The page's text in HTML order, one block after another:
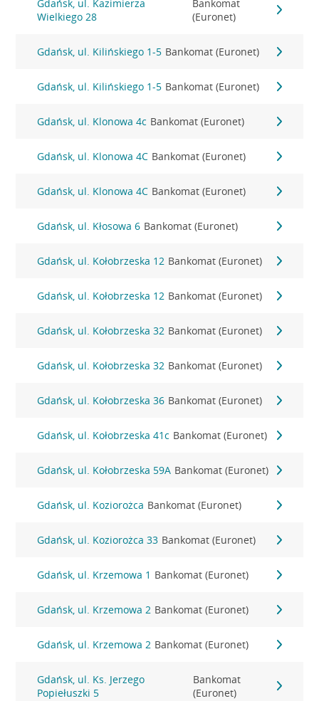
Gdańsk, ul. Kazimierza
Wielkiego 28
Bankomat
(Euronet)
Gdańsk, ul. Kilińskiego 1-5 Bankomat (Euronet)
Gdańsk, ul. Kilińskiego 1-5 Bankomat (Euronet)
Gdańsk, ul. Klonowa 4c Bankomat (Euronet)
Gdańsk, ul. Klonowa 4C Bankomat (Euronet)
Gdańsk, ul. Klonowa 4C Bankomat (Euronet)
Gdańsk, ul. Kłosowa 6 Bankomat (Euronet)
Gdańsk, ul. Kołobrzeska 12 Bankomat (Euronet)
Gdańsk, ul. Kołobrzeska 12 Bankomat (Euronet)
Gdańsk, ul. Kołobrzeska 32 Bankomat (Euronet)
Gdańsk, ul. Kołobrzeska 32 Bankomat (Euronet)
Gdańsk, ul. Kołobrzeska 36 Bankomat (Euronet)
Gdańsk, ul. Kołobrzeska 41c Bankomat (Euronet)
Gdańsk, ul. Kołobrzeska 59A Bankomat (Euronet)
Gdańsk, ul. Koziorożca Bankomat (Euronet)
Gdańsk, ul. Koziorożca 33 Bankomat (Euronet)
Gdańsk, ul. Krzemowa 1 Bankomat (Euronet)
Gdańsk, ul. Krzemowa 2 Bankomat (Euronet)
Gdańsk, ul. Krzemowa 2 Bankomat (Euronet)
Gdańsk, ul. Ks. Jerzego
Popiełuszki 5
Bankomat
(Euronet)